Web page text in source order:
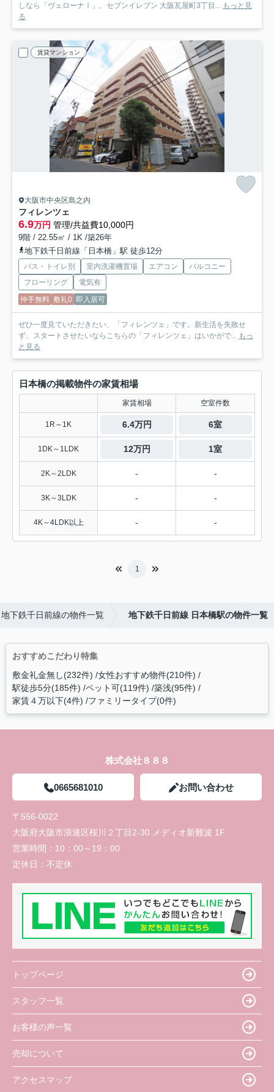
しなら「ヴェローナⅠ」。セブンイレブン 大阪瓦屋町3丁目... もっと見
る
賃貸マンション
大阪市中央区島之内
フィレンツェ
6.9万円 管理/共益費10,000円
9階 / 22.55㎡ / 1K /築26年
地下鉄千日前線「日本橋」駅 徒歩12分
バス・トイレ別 室内洗濯機置場 エアコン
バルコニー
フローリング
電気有
仲手無料 敷礼0 即入居可
ぜひ一度見ていただきたい、「フィレンツェ」です。新生活を失敗せ
ず、スタートさせたいならこちらの「フィレンツェ」はいかがで... もっ
と見る
日本橋の掲載物件の家賃相場
家賃相場 空室件数
1R～1K 6.4万円 6室
1DK～1LDK 12万円 1室
2K～2LDK - -
3K～3LDK - -
4K～4LDK以上 - -
1
地下鉄千日前線の物件一覧 地下鉄千日前線 日本橋駅の物件一覧
おすすめこだわり特集
敷金礼金無し(232件) 女性おすすめ物件(210件)
駅徒歩5分(185件) ペット可(119件) 築浅(95件)
家賃４万以下(4件) ファミリータイプ(0件)
株式会社８８８
0665681010 お問い合わせ
〒556-0022
大阪府大阪市浪速区桜川２丁目2-30 メディオ新難波 1F
営業時間： 10：00～19：00
定休日： 不定休
トップページ
スタッフ一覧
お客様の声一覧
売却について
アクセスマップ